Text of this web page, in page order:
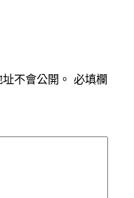
不會公開。 必填欄